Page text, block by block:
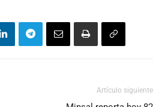
Artículo siguiente